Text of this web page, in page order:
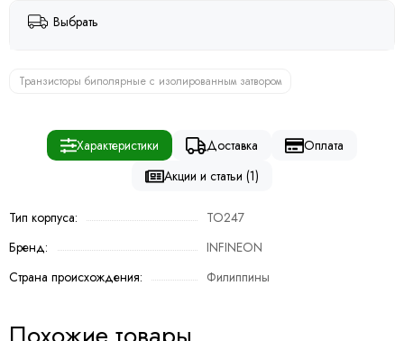
Выбрать
Транзисторы биполярные с изолированным затвором
Характеристики Доставка
Оплата
Акции и статьи (1)
Тип корпуса:
TO247
Бренд:
INFINEON
Страна происхождения:
Филиппины